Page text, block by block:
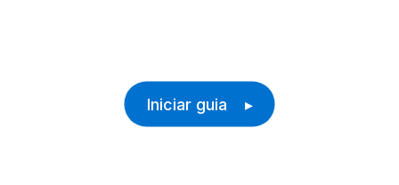
Iniciar guia ▸